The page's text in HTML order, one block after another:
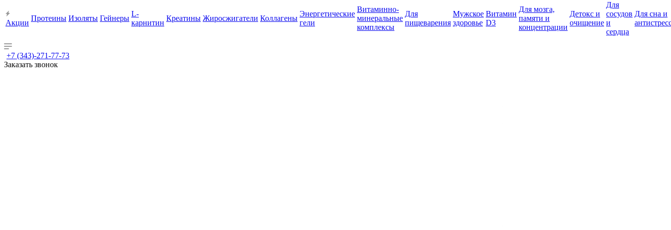
Акции
Протеины Изоляты Гейнеры
L-
карнитин
Креатины Жиросжигатели Коллагены
Энергетические
гели
Витаминно-
минеральные
комплексы
Для
пищеварения
Мужское
здоровье
Витамин
D3
Для мозга,
памяти и
концентрации
Детокс и
очищение
Для
сосудов
и
сердца
Для сна и
+7 (343)-271-77-73
Заказать звонок